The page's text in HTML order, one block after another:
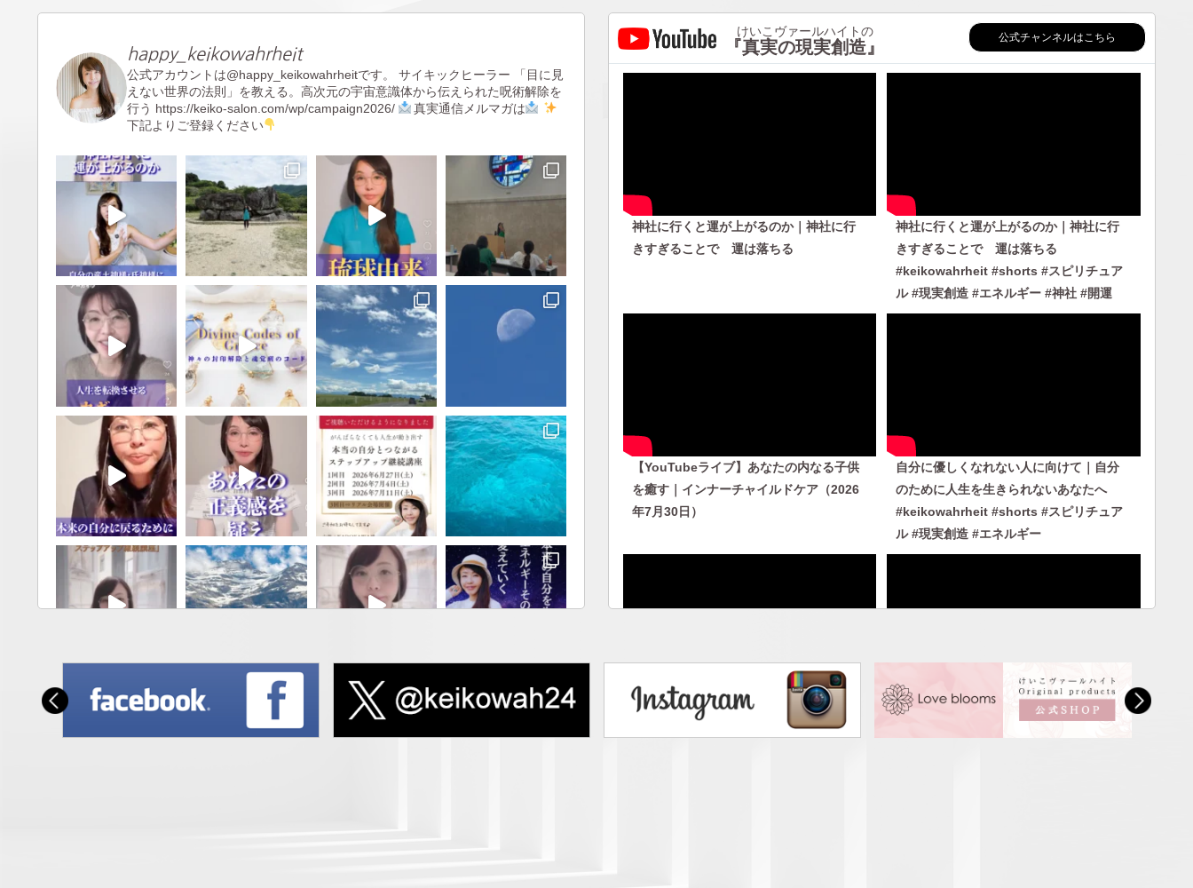
happy_keikowahrheit
公式アカウントは@happy_keikowahrheitです。 サイキックヒーラー 「目に見
えない世界の法則」を教える。高次元の宇宙意識体から伝えられた呪術解除を
行う https://keiko-salon.com/wp/campaign2026/
真実通信メルマガは
下記よりご登録ください
けいこヴァールハイトの
『真実の現実創造』 公式チャンネルはこちら
神社に行くと運が上がるのか｜神社に行
きすぎることで 運は落ちる
神社に行くと運が上がるのか｜神社に行
きすぎることで 運は落ちる
#keikowahrheit #shorts #スピリチュア
ル #現実創造 #エネルギー #神社 #開運
【YouTubeライブ】あなたの内なる子供
を癒す｜インナーチャイルドケア（2026
年7月30日）
自分に優しくなれない人に向けて｜自分
のために人生を生きられないあなたへ
#keikowahrheit #shorts #スピリチュア
ル #現実創造 #エネルギー
自分に優しくなれない人に向けて｜自分
のために人生を生きられないあなたへ
人から否定されないエネルギーを身につ